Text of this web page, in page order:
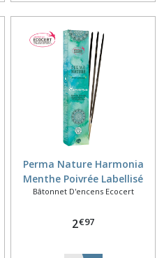
Perma Nature Harmonia
Menthe Poivrée Labellisé
Ecocert 15g
Bâtonnet D'encens Ecocert
2€97